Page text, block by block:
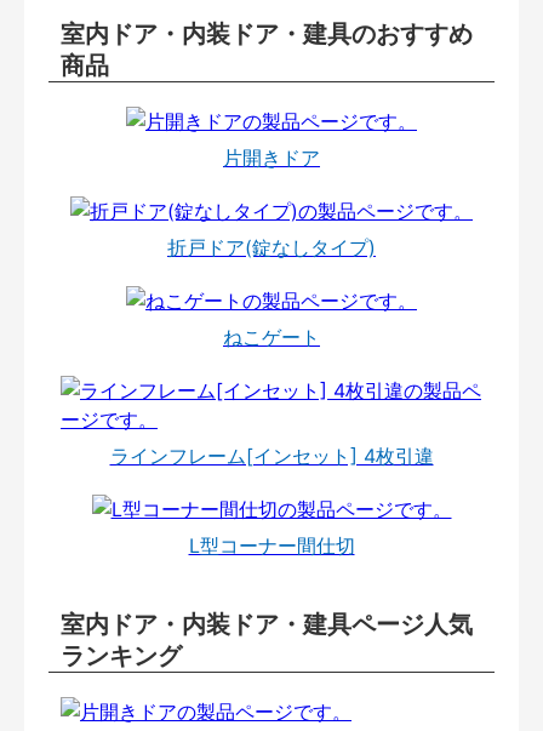
室内ドア・内装ドア・建具のおすすめ
商品
片開きドア
折戸ドア(錠なしタイプ)
ねこゲート
ラインフレーム[インセット] 4枚引違
L型コーナー間仕切
室内ドア・内装ドア・建具ページ人気
ランキング